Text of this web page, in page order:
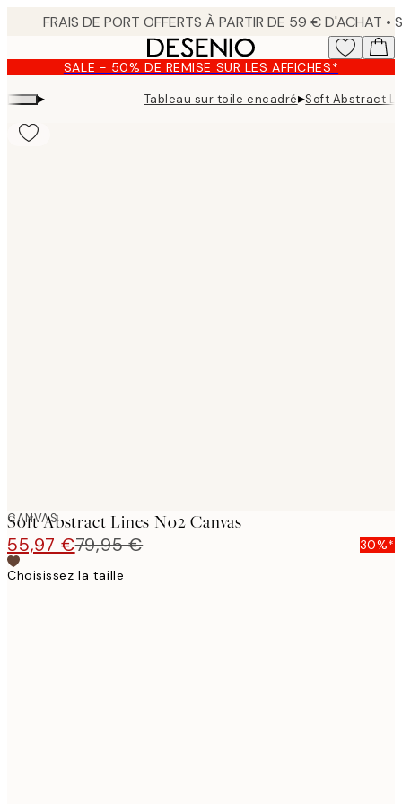
content.SALE - 50% DE REMISE SUR LES AFFICHES*
▸ Tableau sur toile encadré▸Soft Abstract
CANVAS
Soft Abstract Lines No2 Canvas
55,97 €79,95 €
30%*
Choisissez la taille